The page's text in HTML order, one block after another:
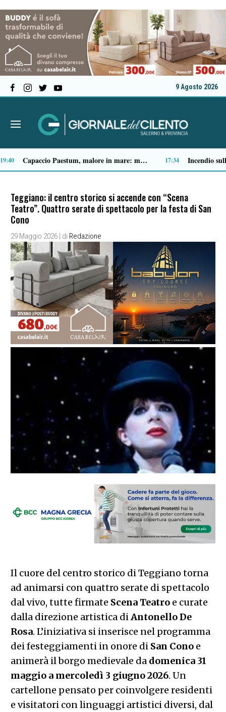
9 Agosto 2026
Spari a Pastena, il ventenne ferito lascia l’ospedale: si indaga sul vero obiettivo 09:04
Teggiano: il centro storico si accende con “Scena
Teatro”. Quattro serate di spettacolo per la festa di San
Cono
29 Maggio 2026 | di Redazione
Il cuore del centro storico di Teggiano torna
ad animarsi con quattro serate di spettacolo
dal vivo, tutte firmate Scena Teatroe curate
dalla direzione artistica diAntonello De
Rosa. L’iniziativa si inserisce nel programma
dei festeggiamenti in onore di San Conoe
animerà il borgo medievale da domenica 31
maggio a mercoledì 3 giugno 2026. Un
cartellone pensato per coinvolgere residenti
e visitatori con linguaggi artistici diversi, dal